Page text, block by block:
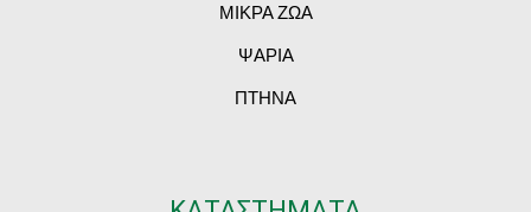
ΜΙΚΡΑ ΖΩΑ
ΨΑΡΙΑ
ΠΤΗΝΑ